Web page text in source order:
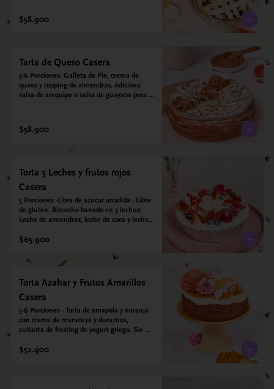
envuelve todos los sabores.
$58.900
Tarta de Queso Casera
5-6 Porciones. Galleta de Pie, crema de
queso y topping de almendras. Adiciona
salsa de arequipe o salsa de guayaba para
$58.900
Torta 3 Leches y frutos rojos
Casera
5 Porciones -Libre de azucar anadida - Libre
de gluten. Bizcocho banado en 3 leches:
Leche de almendras, leche de coco y leche
de Harina de arroz, harina de quinoa y
5%.
$65.900
Torta Azahar y Frutos Amarillos
Casera
5-6 Porciones - Torta de amapola y naranja
con crema de maracuyá y duraznos,
cubierta de frosting de yogurt griego. Sin
$52.900